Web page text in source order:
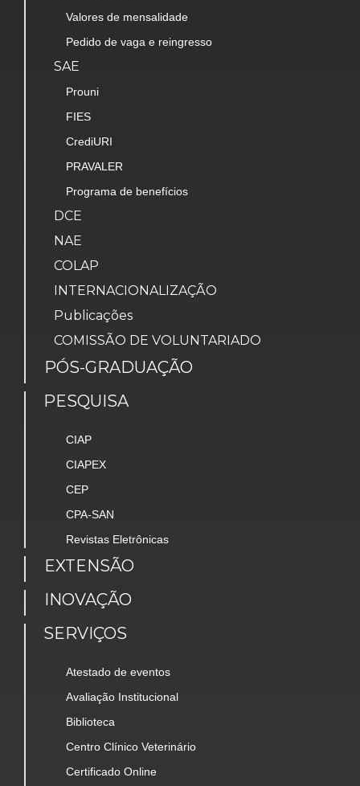
Valores de mensalidade
Pedido de vaga e reingresso
SAE
Prouni
FIES
CrediURI
PRAVALER
Programa de benefícios
DCE
NAE
COLAP
INTERNACIONALIZAÇÃO
Publicações
COMISSÃO DE VOLUNTARIADO
PÓS-GRADUAÇÃO
PESQUISA
CIAP
CIAPEX
CEP
CPA-SAN
Revistas Eletrônicas
EXTENSÃO
INOVAÇÃO
SERVIÇOS
Atestado de eventos
Avaliação Institucional
Biblioteca
Centro Clínico Veterinário
Certificado Online